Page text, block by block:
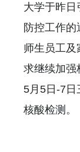
大学于昨日
防控工作
师生员工及
求继续加强
5月5日-7日
核酸检测。